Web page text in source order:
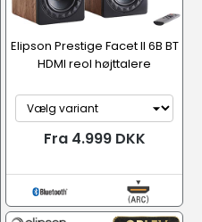
Elipson Prestige Facet II 6B BT
HDMI reol højttalere
Fra 4.999 DKK